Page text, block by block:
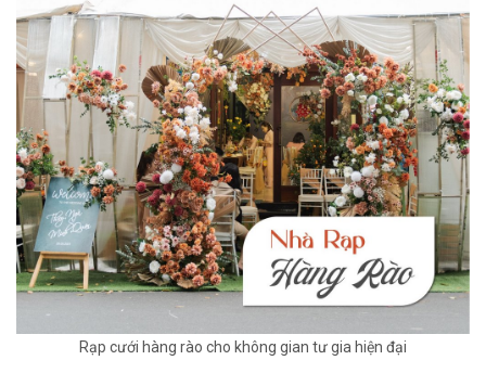
Rạp cưới hàng rào cho không gian tư gia hiện đại